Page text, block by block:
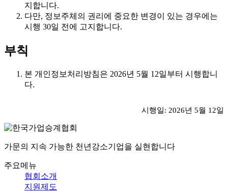
지합니다.
다만, 정보주체의 권리에 중요한 변경이 있는 경우에는
시행 30일 전에 고지합니다.
부칙
본 개인정보처리방침은 2026년 5월 12일부터 시행합니
다.
시행일: 2026년 5월 12일
가문의 지속 가능한 천년강소기업을 실현합니다
주요메뉴
협회소개
지원제도